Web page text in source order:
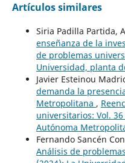
Artículos similares
Siria Padilla Partida,
enseñanza de la
de problemas
Universidad, planta
Javier Esteinou
demanda la
Metropolitana ,
universitarios: Vol.
Autónoma
Fernando Sancén
Análisis de